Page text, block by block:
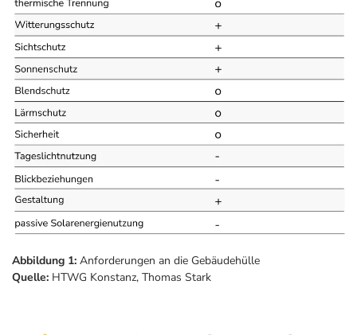
Abbildung 1: Anforderungen an die Gebäudehülle
Quelle: HTWG Konstanz, Thomas Stark